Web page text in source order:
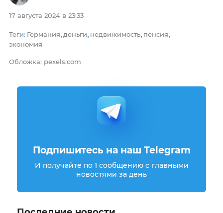
17 августа 2024 в 23:33
Теги: Германия, деньги, недвижимость, пенсия,
экономия
Обложка: pexels.com
Подпишитесь на наш Telegram
И получайте по 1 сообщению с главными
новостями за день